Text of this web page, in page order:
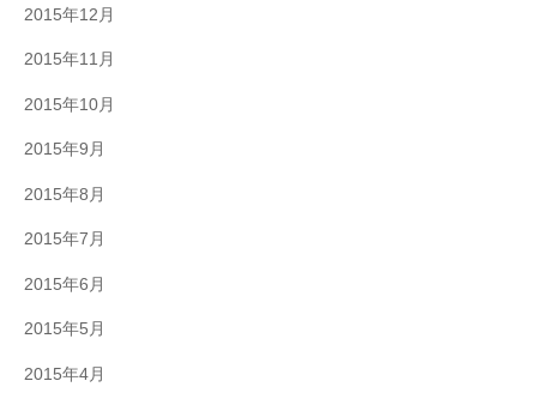
2015年12月
2015年11月
2015年10月
2015年9月
2015年8月
2015年7月
2015年6月
2015年5月
2015年4月